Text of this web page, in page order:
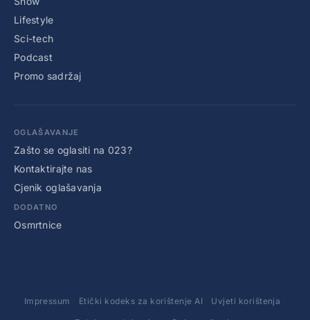
Lifestyle
Sci-tech
Podcast
Promo sadržaj
OGLAŠAVANJE
Zašto se oglasiti na 023?
Kontaktirajte nas
Cjenik oglašavanja
DODATNO
Osmrtnice
Impressum Etički kodeks za korištenje AI Uvjeti korištenja